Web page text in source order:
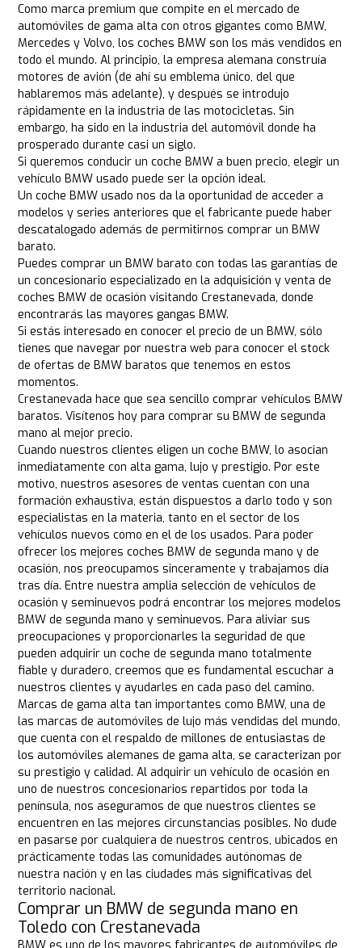
Como marca premium que compite en el mercado de
automóviles de gama alta con otros gigantes como BMW,
Mercedes y Volvo, los coches BMW son los más vendidos en
todo el mundo. Al principio, la empresa alemana construía
motores de avión (de ahí su emblema único, del que
hablaremos más adelante), y después se introdujo
rápidamente en la industria de las motocicletas. Sin
embargo, ha sido en la industria del automóvil donde ha
prosperado durante casi un siglo.
Si queremos conducir un coche BMW a buen precio, elegir un
vehículo BMW usado puede ser la opción ideal.
Un coche BMW usado nos da la oportunidad de acceder a
modelos y series anteriores que el fabricante puede haber
descatalogado además de permitirnos comprar un BMW
barato.
Puedes comprar un BMW barato con todas las garantías de
un concesionario especializado en la adquisición y venta de
coches BMW de ocasión visitando Crestanevada, donde
encontrarás las mayores gangas BMW.
Si estás interesado en conocer el precio de un BMW, sólo
tienes que navegar por nuestra web para conocer el stock
de ofertas de BMW baratos que tenemos en estos
momentos.
Crestanevada hace que sea sencillo comprar vehículos BMW
baratos. Visítenos hoy para comprar su BMW de segunda
mano al mejor precio.
Cuando nuestros clientes eligen un coche BMW, lo asocian
inmediatamente con alta gama, lujo y prestigio. Por este
motivo, nuestros asesores de ventas cuentan con una
formación exhaustiva, están dispuestos a darlo todo y son
especialistas en la materia, tanto en el sector de los
vehículos nuevos como en el de los usados. Para poder
ofrecer los mejores coches BMW de segunda mano y de
ocasión, nos preocupamos sinceramente y trabajamos día
tras día. Entre nuestra amplia selección de vehículos de
ocasión y seminuevos podrá encontrar los mejores modelos
BMW de segunda mano y seminuevos. Para aliviar sus
preocupaciones y proporcionarles la seguridad de que
pueden adquirir un coche de segunda mano totalmente
fiable y duradero, creemos que es fundamental escuchar a
nuestros clientes y ayudarles en cada paso del camino.
Marcas de gama alta tan importantes como BMW, una de
las marcas de automóviles de lujo más vendidas del mundo,
que cuenta con el respaldo de millones de entusiastas de
los automóviles alemanes de gama alta, se caracterizan por
su prestigio y calidad. Al adquirir un vehículo de ocasión en
uno de nuestros concesionarios repartidos por toda la
península, nos aseguramos de que nuestros clientes se
encuentren en las mejores circunstancias posibles. No dude
en pasarse por cualquiera de nuestros centros, ubicados en
prácticamente todas las comunidades autónomas de
nuestra nación y en las ciudades más significativas del
territorio nacional.
Comprar un BMW de segunda mano en
Toledo con Crestanevada